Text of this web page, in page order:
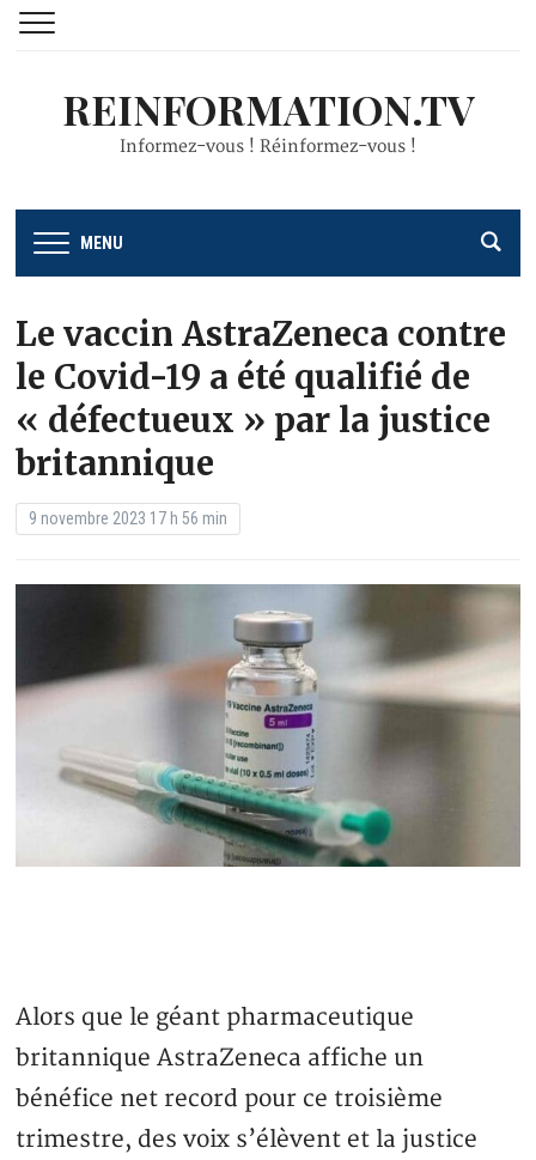
REINFORMATION.TV
Informez-vous ! Réinformez-vous !
MENU
Le vaccin AstraZeneca contre
le Covid-19 a été qualifié de
« défectueux » par la justice
britannique
9 novembre 2023 17 h 56 min
Alors que le géant pharmaceutique
britannique AstraZeneca affiche un
bénéfice net record pour ce troisième
trimestre, des voix s’élèvent et la justice